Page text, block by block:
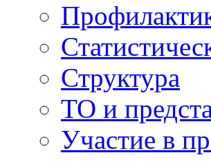
Структура
ТО и
Участие в